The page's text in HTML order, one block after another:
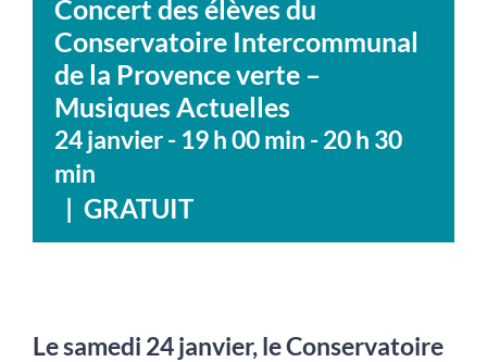
Concert des élèves du
Conservatoire Intercommunal
de la Provence verte –
Musiques Actuelles
24 janvier - 19 h 00 min -20 h 30
min
| GRATUIT
Le samedi 24 janvier, le Conservatoire